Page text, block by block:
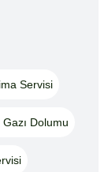
Servisi
Dolumu